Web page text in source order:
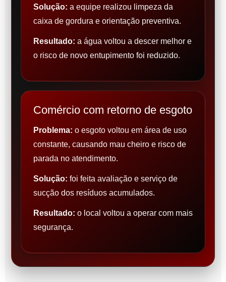
Solução: a equipe realizou limpeza da
caixa de gordura e orientação preventiva.
Resultado: a água voltou a descer melhor e
o risco de novo entupimento foi reduzido.
Comércio com retorno de esgoto
Problema: o esgoto voltou em área de uso
constante, causando mau cheiro e risco de
parada no atendimento.
Solução: foi feita avaliação e serviço de
sucção dos resíduos acumulados.
Resultado: o local voltou a operar com mais
segurança.